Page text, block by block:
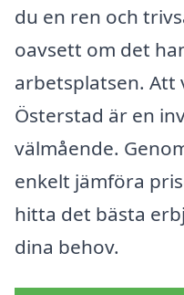
du en ren och
oavsett om det
arbetsplatsen. Att
Österstad är en
välmående.
enkelt jämföra
hitta det bästa
dina behov.